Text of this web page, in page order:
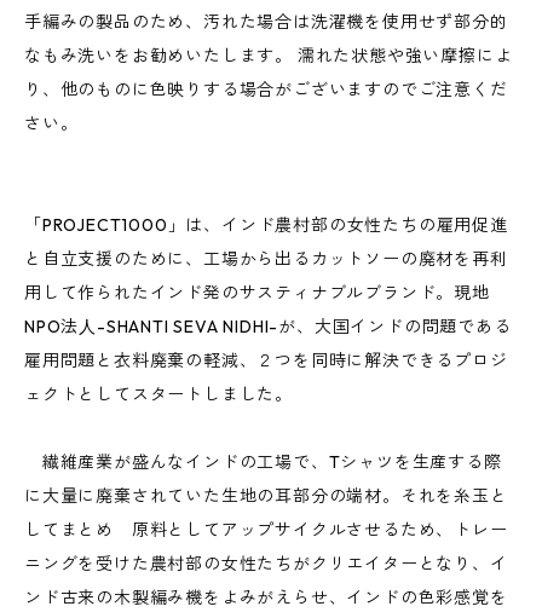
手編みの製品のため、汚れた場合は洗濯機を使用せず部分的
なもみ洗いをお勧めいたします。 濡れた状態や強い摩擦によ
り、他のものに色映りする場合がございますのでご注意くだ
さい。
「PROJECT1000」は、インド農村部の女性たちの雇用促進
と自立支援のために、工場から出るカットソーの廃材を再利
用して作られたインド発のサスティナブルブランド。現地
NPO法⼈-SHANTI SEVA NIDHI-が、大国インドの問題である
雇用問題と衣料廃棄の軽減、２つを同時に解決できるプロジ
ェクトとしてスタートしました。
繊維産業が盛んなインドの工場で、Tシャツを生産する際
に大量に廃棄されていた生地の耳部分の端材。それを糸玉と
してまとめ 原料としてアップサイクルさせるため、トレー
ニングを受けた農村部の女性たちがクリエイターとなり、イ
ンド古来の木製編み機をよみがえらせ、インドの色彩感覚を